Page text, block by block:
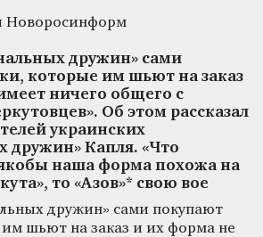
Новоросинформ
дружин» сами
которые им шьют на заказ
ничего общего с
Об этом рассказал
украинских
дружин» Капля. «Что
якобы наша форма похожа на
то «Азов»* свою вое
дружин» сами покупают
шьют на заказ и их форма не